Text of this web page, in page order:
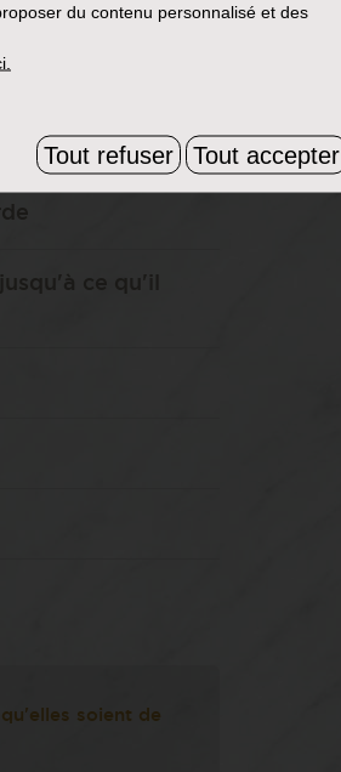
ce qu'il
soient de
du contenu personnalisé et des
Tout refuser Tout accepter